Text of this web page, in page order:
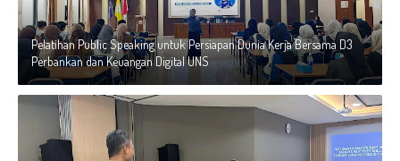
Pelatihan Public Speaking untuk Persiapan Dunia Kerja Bersama D3
Perbankan dan Keuangan Digital UNS